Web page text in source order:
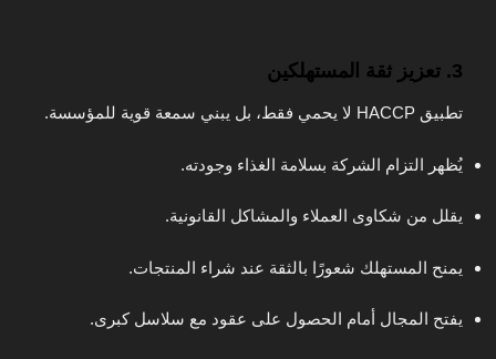
3. تعزيز ثقة المستهلكين
تطبيق HACCP لا يحمي فقط، بل يبني سمعة قوية للمؤسسة.
يُظهر التزام الشركة بسلامة الغذاء وجودته.
يقلل من شكاوى العملاء والمشاكل القانونية.
يمنح المستهلك شعورًا بالثقة عند شراء المنتجات.
يفتح المجال أمام الحصول على عقود مع سلاسل كبرى.